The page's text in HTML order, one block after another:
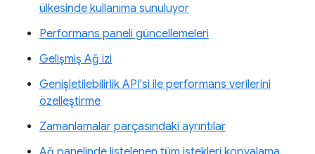
ülkesinde kullanıma sunuluyor
Performans paneli güncellemeleri
Gelişmiş Ağ izi
Genişletilebilirlik API'si ile performans verilerini
özelleştirme
Zamanlamalar parçasındaki ayrıntılar